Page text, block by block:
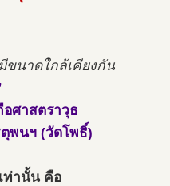
ขนาดใกล้เคียงกัน
ศาสตราวุธ
พนฯ (วัดโพธิ์)
ท่านั้น คือ